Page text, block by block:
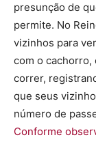
presunção de
permite. No
vizinhos para
com o cachorro,
correr,
que seus
número de
Conforme